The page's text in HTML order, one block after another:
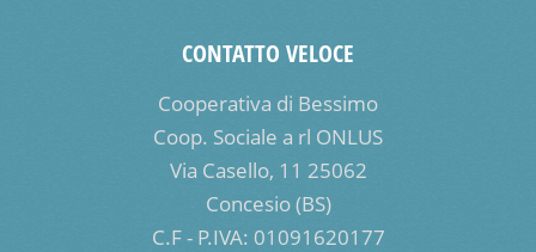
CONTATTO VELOCE
Cooperativa di Bessimo
Coop. Sociale a rl ONLUS
Via Casello, 11 25062
Concesio (BS)
C.F - P.IVA: 01091620177